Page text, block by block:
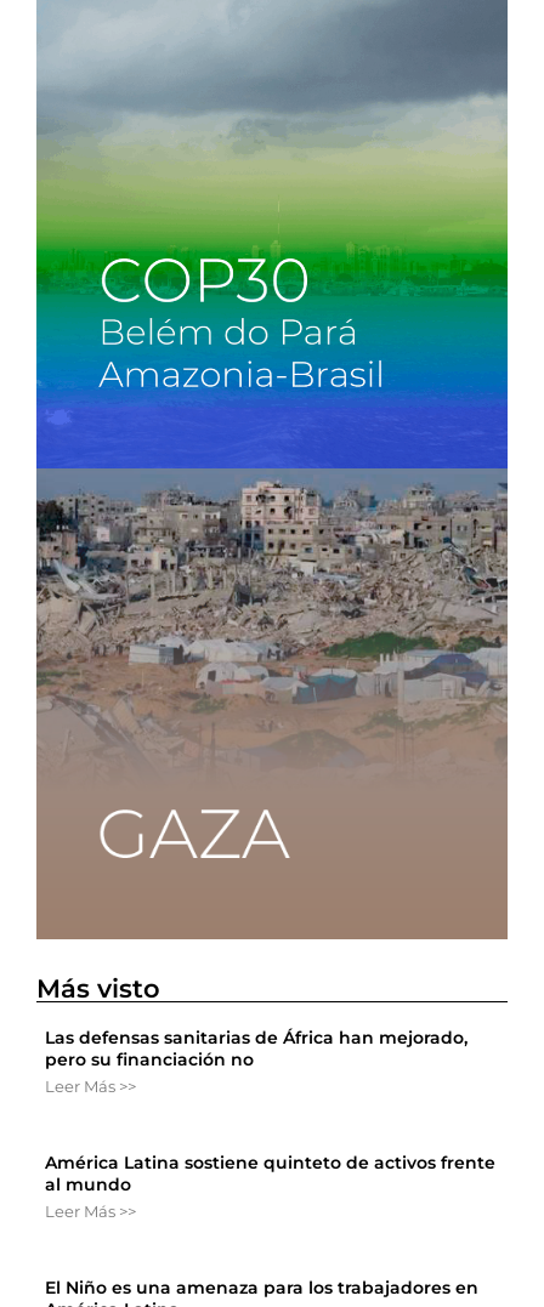
Más visto
Las defensas sanitarias de África han mejorado,
pero su financiación no
Leer Más >>
América Latina sostiene quinteto de activos frente
al mundo
Leer Más >>
El Niño es una amenaza para los trabajadores en